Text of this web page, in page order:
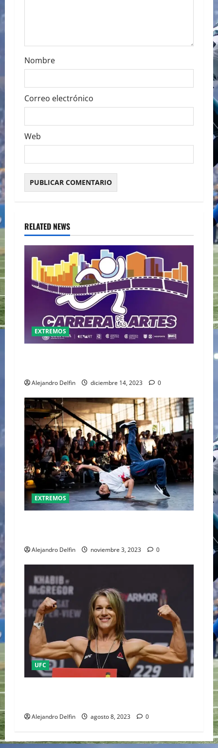
n
Nombre
Correo electrónico
Web
RELATED NEWS
EXTREMOS
Alejandro Delfin diciembre 14, 2023 0
EXTREMOS
Alejandro Delfin noviembre 3, 2023 0
UFC
Alejandro Delfin agosto 8, 2023 0